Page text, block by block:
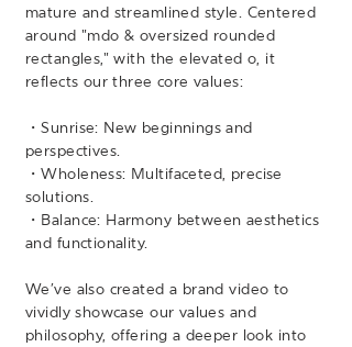
mature and streamlined style. Centered
around "mdo & oversized rounded
rectangles," with the elevated o, it
reflects our three core values:
・Sunrise: New beginnings and
perspectives.
・Wholeness: Multifaceted, precise
solutions.
・Balance: Harmony between aesthetics
and functionality.
We’ve also created a brand video to
vividly showcase our values and
philosophy, offering a deeper look into